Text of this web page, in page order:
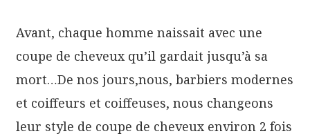
Avant, chaque homme naissait avec une
coupe de cheveux qu’il gardait jusqu’à sa
mort…De nos jours,nous, barbiers modernes
et coiffeurs et coiffeuses, nous changeons
leur style de coupe de cheveux environ 2 fois